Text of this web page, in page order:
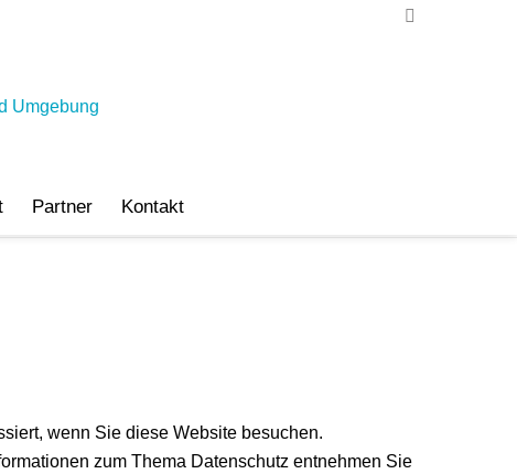
Partner Kontakt
wenn Sie diese Website besuchen.
zum Thema Datenschutz entnehmen Sie